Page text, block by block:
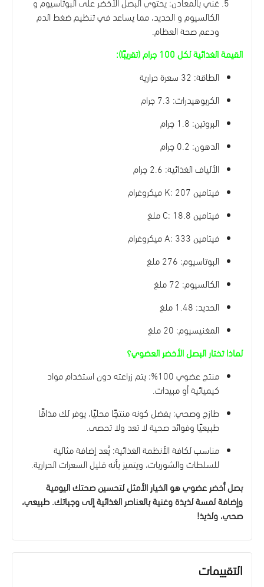
الكالسيوم و الحديد، مما يساعد في تنظيم ضغط الدم
ودعم صحة العظام.
القيمة الغذائية لكل 100 جرام (تقريبًا):
الطاقة: 32 سعرة حرارية
الكربوهيدرات: 7.3 جرام
البروتين: 1.8 جرام
الدهون: 0.2 جرام
الألياف الغذائية: 2.6 جرام
فيتامين K: 207 ميكروغرام
فيتامين C: 18.8 ملغ
فيتامين A: 333 ميكروغرام
البوتاسيوم: 276 ملغ
الكالسيوم: 72 ملغ
الحديد: 1.48 ملغ
المغنيسيوم: 20 ملغ
لماذا تختار البصل الأخضر العضوي؟
منتج عضوي 100%: يتم زراعته دون استخدام مواد
كيميائية أو مبيدات.
طازج وصحي: بفضل كونه منتجًا محليًا، يوفر لك مذاقًا
طبيعيًا وفوائد صحية لا تعد ولا تحصى.
مناسب لكافة الأنظمة الغذائية: يُعد إضافة مثالية
للسلطات والشوربات، ويتميز بأنه قليل السعرات الحرارية.
بصل أخضر عضوي هو الخيار الأمثل لتحسين صحتك اليومية
وإضافة لمسة لذيذة وغنية بالعناصر الغذائية إلى وجباتك. طبيعي،
صحي، ولذيذ!
التقييمات